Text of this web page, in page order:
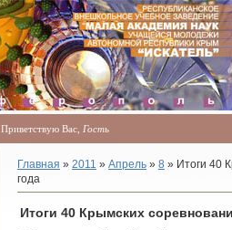
Приветствую Вас Гость
Главная » 2011 » Апрель » 8 » Итоги 40
года
Итоги 40 Крымских